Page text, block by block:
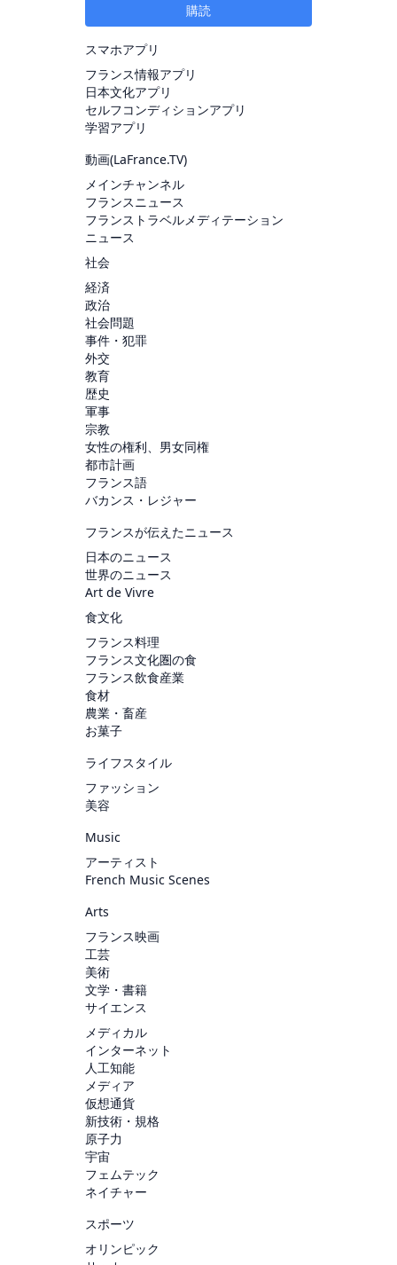
購読
スマホアプリ
フランス情報アプリ
日本文化アプリ
セルフコンディションアプリ
学習アプリ
動画(LaFrance.TV)
メインチャンネル
フランスニュース
フランストラベルメディテーション
ニュース
社会
経済
政治
社会問題
事件・犯罪
外交
教育
歴史
軍事
宗教
女性の権利、男女同権
都市計画
フランス語
バカンス・レジャー
フランスが伝えたニュース
日本のニュース
世界のニュース
Art de Vivre
食文化
フランス料理
フランス文化圏の食
フランス飲食産業
食材
農業・畜産
お菓子
ライフスタイル
ファッション
美容
Music
アーティスト
French Music Scenes
Arts
フランス映画
工芸
美術
文学・書籍
サイエンス
メディカル
インターネット
人工知能
メディア
仮想通貨
新技術・規格
原子力
宇宙
フェムテック
ネイチャー
スポーツ
オリンピック